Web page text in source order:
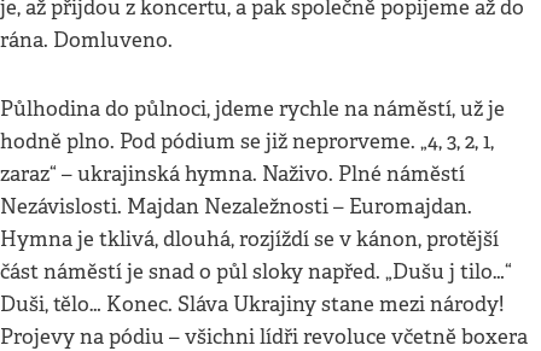
je, až přijdou z koncertu, a pak společně popijeme až do
rána. Domluveno.
Půlhodina do půlnoci, jdeme rychle na náměstí, už je
hodně plno. Pod pódium se již neprorveme. „4, 3, 2, 1,
zaraz“ – ukrajinská hymna. Naživo. Plné náměstí
Nezávislosti. Majdan Nezaležnosti – Euromajdan.
Hymna je tklivá, dlouhá, rozjíždí se v kánon, protější
část náměstí je snad o půl sloky napřed. „Dušu j tilo…“
Duši, tělo… Konec. Sláva Ukrajiny stane mezi národy!
Projevy na pódiu – všichni lídři revoluce včetně boxera